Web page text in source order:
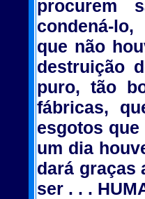
procurem
condená-
que não
destruição
puro, tão
fábricas,
esgotos
um dia
dará graças
ser . . .